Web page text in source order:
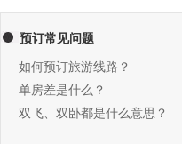
预订常见问题
如何预订旅游线路？
单房差是什么？
双飞、双卧都是什么意思？